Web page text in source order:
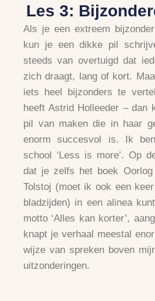
Les 3:
Als je een extreem
kun je een dikke pil
steeds van overtuigd dat
zich draagt, lang of kort.
iets heel bijzonders te
heeft Astrid Holleeder – dan
pil van maken die in haar
enorm succesvol is. Ik
school ‘Less is more’. Op
dat je zelfs het boek
Tolstoj (moet ik ook een
bladzijden) in een alinea
motto ‘Alles kan korter’,
knapt je verhaal meestal
wijze van spreken boven
uitzonderingen.